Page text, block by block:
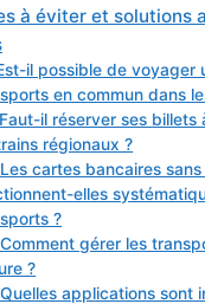
à éviter et solutions
il possible de voyager
en commun dans
Faut-il réserver ses billets
régionaux ?
Les cartes bancaires sans
elles
?
Comment gérer les
?
Quelles applications sont